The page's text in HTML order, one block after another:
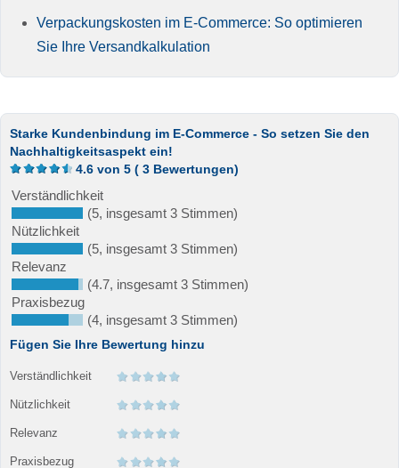
Verpackungskosten im E-Commerce: So optimieren
Sie Ihre Versandkalkulation
Starke Kundenbindung im E-Commerce - So setzen Sie den
Nachhaltigkeitsaspekt ein!
4.6 von 5 ( 3 Bewertungen)
Verständlichkeit
(5, insgesamt 3 Stimmen)
Nützlichkeit
(5, insgesamt 3 Stimmen)
Relevanz
(4.7, insgesamt 3 Stimmen)
Praxisbezug
(4, insgesamt 3 Stimmen)
Fügen Sie Ihre Bewertung hinzu
Verständlichkeit
Nützlichkeit
Relevanz
Praxisbezug